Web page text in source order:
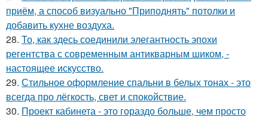
приём, а способ визуально "Приподнять" потолки и
добавить кухне воздуха.
28. То, как здесь соединили элегантность эпохи
регентства с современным антикварным шиком, -
настоящее искусство.
29. Стильное оформление спальни в белых тонах - это
всегда про лёгкость, свет и спокойствие.
30. Проект кабинета - это гораздо больше, чем просто